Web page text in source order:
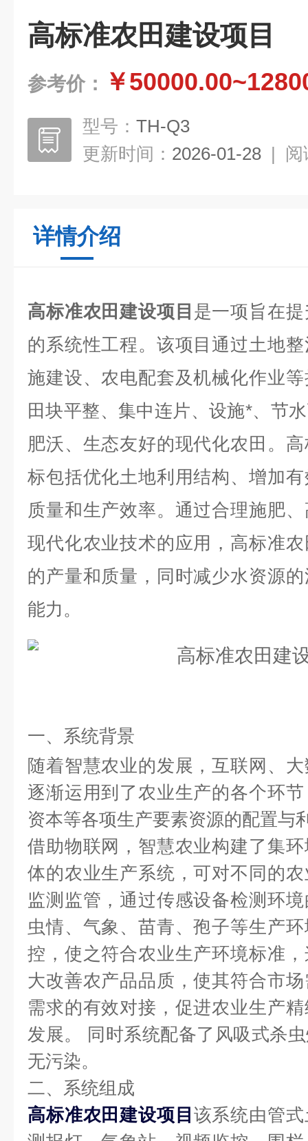
高标准农田建设项目
参考价： ￥
型号： TH-Q3
更新时间： 2026-01-28 | 阅
详情介绍
高标准农田建设项目 是一项旨在
的系统性工程。该项目通过土地
施建设、农电配套及机械化作业
田块平整、集中连片、设施*、节
肥沃、生态友好的现代化农田。
标包括优化土地利用结构、增加
质量和生产效率。通过合理施肥
现代化农业技术的应用，高标准
的产量和质量，同时减少水资源
能力。
一、系统背景
随着智慧农业的发展，互联网、
逐渐运用到了农业生产的各个环
资本等各项生产要素资源的配置与
借助物联网，智慧农业构建了集
体的农业生产系统，可对不同的
监测监管，通过传感设备检测环
虫情、气象、苗青、孢子等生产
控，使之符合农业生产环境标准
大改善农产品品质，使其符合市
需求的有效对接，促进农业生产
发展。
同时系统配备了风吸式杀
无污染。
二、系统组成
高标准农田建设项目 该系统由管